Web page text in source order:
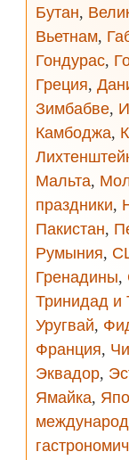
Бутан,
Вьетнам,
Гондурас,
Греция,
Зимбабве,
Камбоджа,
Мальта,
праздники,
Пакистан,
Румыния,
Гренадины,
Тринидад и
Уругвай,
Франция,
Эквадор,
Ямайка,